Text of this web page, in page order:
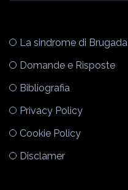
La sindrome di Brugada
Domande e Risposte
Bibliografia
Privacy Policy
Cookie Policy
Disclamer